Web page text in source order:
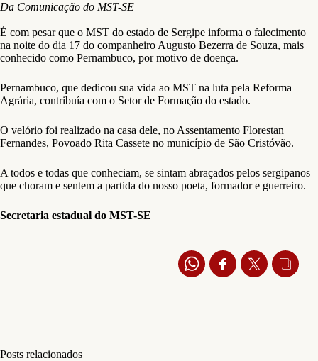
Da Comunicação do MST-SE
É com pesar que o MST do estado de Sergipe informa o falecimento
na noite do dia 17 do companheiro Augusto Bezerra de Souza, mais
conhecido como Pernambuco, por motivo de doença.
Pernambuco, que dedicou sua vida ao MST na luta pela Reforma
Agrária, contribuía com o Setor de Formação do estado.
O velório foi realizado na casa dele, no Assentamento Florestan
Fernandes, Povoado Rita Cassete no município de São Cristóvão.
A todos e todas que conheciam, se sintam abraçados pelos sergipanos
que choram e sentem a partida do nosso poeta, formador e guerreiro.
Secretaria estadual do MST-SE
Posts relacionados